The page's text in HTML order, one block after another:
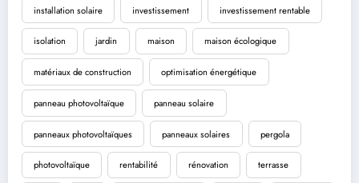
installation solaire investissement investissement rentable
isolation jardin maison maison écologique
matériaux de construction optimisation énergétique
panneau photovoltaïque panneau solaire
panneaux photovoltaïques panneaux solaires pergola
photovoltaïque rentabilité rénovation terrasse